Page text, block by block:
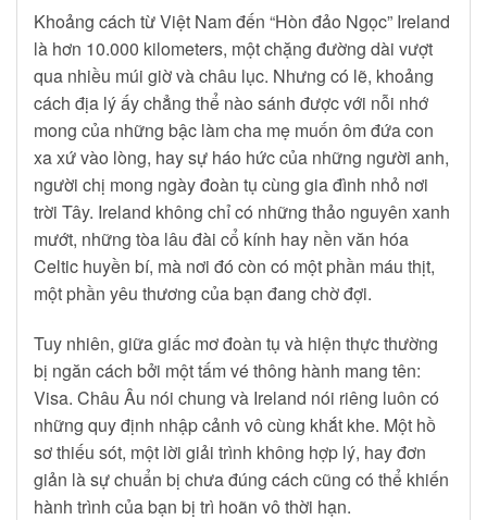
Khoảng cách từ Việt Nam đến “Hòn đảo Ngọc” Ireland
là hơn 10.000 kilometers, một chặng đường dài vượt
qua nhiều múi giờ và châu lục. Nhưng có lẽ, khoảng
cách địa lý ấy chẳng thể nào sánh được với nỗi nhớ
mong của những bậc làm cha mẹ muốn ôm đứa con
xa xứ vào lòng, hay sự háo hức của những người anh,
người chị mong ngày đoàn tụ cùng gia đình nhỏ nơi
trời Tây. Ireland không chỉ có những thảo nguyên xanh
mướt, những tòa lâu đài cổ kính hay nền văn hóa
Celtic huyền bí, mà nơi đó còn có một phần máu thịt,
một phần yêu thương của bạn đang chờ đợi.
Tuy nhiên, giữa giấc mơ đoàn tụ và hiện thực thường
bị ngăn cách bởi một tấm vé thông hành mang tên:
Visa. Châu Âu nói chung và Ireland nói riêng luôn có
những quy định nhập cảnh vô cùng khắt khe. Một hồ
sơ thiếu sót, một lời giải trình không hợp lý, hay đơn
giản là sự chuẩn bị chưa đúng cách cũng có thể khiến
hành trình của bạn bị trì hoãn vô thời hạn.